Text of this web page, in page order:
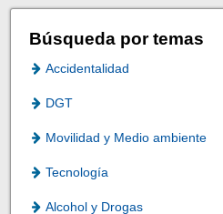
Búsqueda por temas
Accidentalidad
DGT
Movilidad y Medio ambiente
Tecnología
Alcohol y Drogas